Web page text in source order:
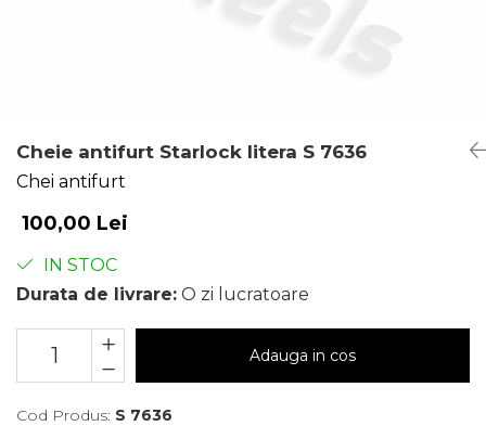
Cheie antifurt Starlock litera S 7636
Chei antifurt
100,00 Lei
IN STOC
Durata de livrare: O zi lucratoare
Adauga in cos
Cod Produs: S 7636